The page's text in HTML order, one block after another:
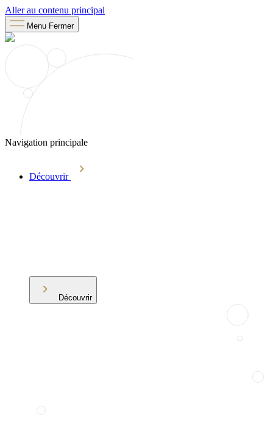
Aller au contenu principal
Menu Fermer
Navigation principale
Découvrir
Découvrir